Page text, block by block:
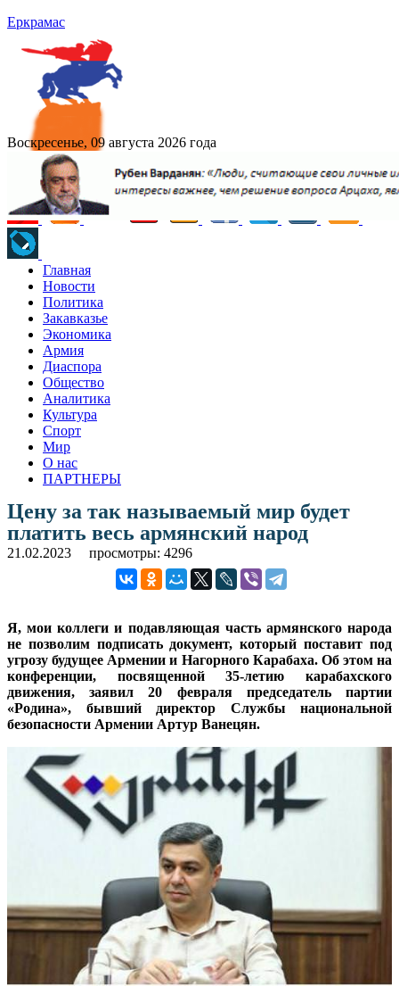
Еркрамас
Воскресенье, 09 августа 2026 года
Главная
Новости
Политика
Закавказье
Экономика
Армия
Диаспора
Общество
Аналитика
Культура
Спорт
Мир
О нас
ПАРТНЕРЫ
Цену за так называемый мир будет
платить весь армянский народ
21.02.2023 просмотры: 4296
Я, мои коллеги и подавляющая часть армянского народа
не позволим подписать документ, который поставит под
угрозу будущее Армении и Нагорного Карабаха. Об этом на
конференции, посвященной 35-летию карабахского
движения, заявил 20 февраля председатель партии
«Родина», бывший директор Службы национальной
безопасности Армении Артур Ванецян.